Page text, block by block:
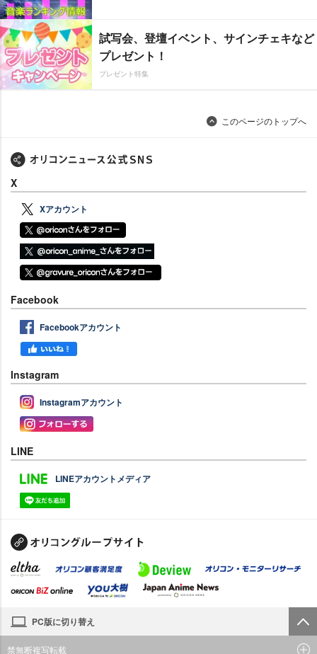
試写会、登壇イベント、サインチェキなど
プレゼント！
プレゼント特集
このページのトップへ
X
Xアカウント
Facebook
Facebookアカウント
Instagram
Instagramアカウント
LINE
LINEアカウントメディア
PC版に切り替え
禁無断複写転載